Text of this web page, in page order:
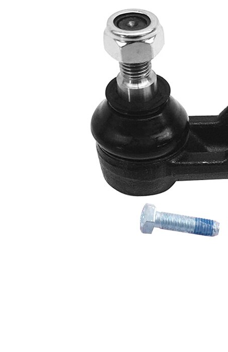
complémentaire/Info
complémentaire
avec
graisse
synthétique
Taraudage/Filetage
M12 x 1,5
Numéro d'article en
VKDY
317503